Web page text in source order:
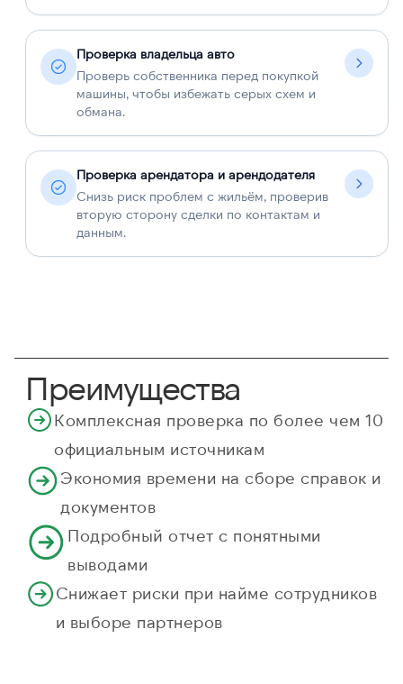
Проверка владельца авто
Проверь собственника перед покупкой
машины, чтобы избежать серых схем и
обмана.
Проверка арендатора и арендодателя
Снизь риск проблем с жильём, проверив
вторую сторону сделки по контактам и
данным.
Преимущества
Комплексная проверка по более чем 10
официальным источникам
Экономия времени на сборе справок и
документов
Подробный отчет с понятными
выводами
Снижает риски при найме сотрудников
и выборе партнеров